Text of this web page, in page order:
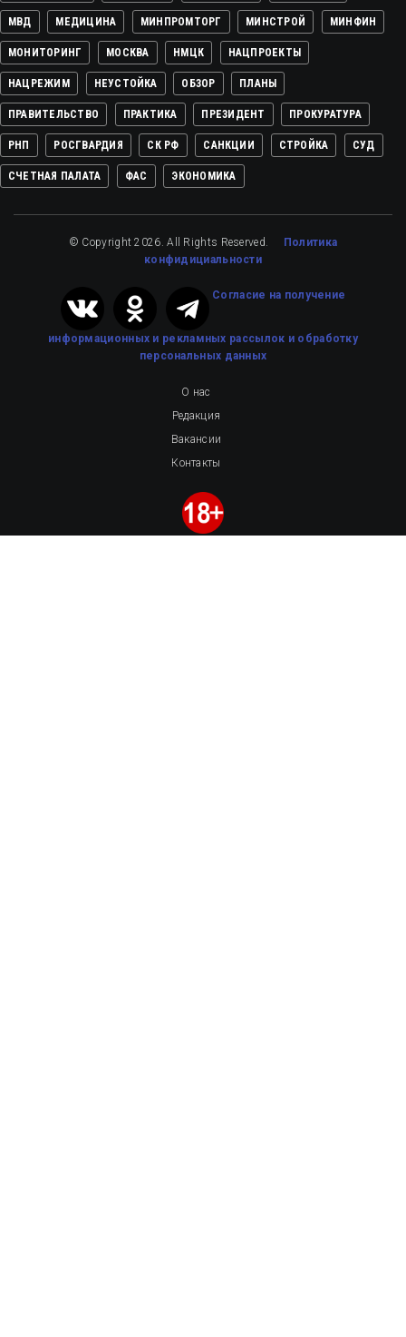
МВД МЕДИЦИНА МИНПРОМТОРГ МИНСТРОЙ МИНФИН
МОНИТОРИНГ МОСКВА НМЦК НАЦПРОЕКТЫ
НАЦРЕЖИМ НЕУСТОЙКА ОБЗОР ПЛАНЫ
ПРАВИТЕЛЬСТВО ПРАКТИКА ПРЕЗИДЕНТ ПРОКУРАТУРА
РНП РОСГВАРДИЯ СК РФ САНКЦИИ СТРОЙКА СУД
СЧЕТНАЯ ПАЛАТА ФАС ЭКОНОМИКА
© Copyright 2026. All Rights Reserved.
Политика
конфидициальности
Cогласие на получение
информационных и рекламных рассылок и обработку
персональных данных
О нас
Редакция
Вакансии
Контакты